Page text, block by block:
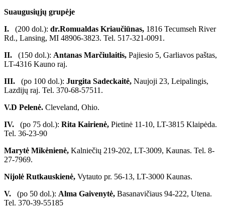
Suaugusiųjų grupėje
I. (200 dol.): dr.Romualdas Kriaučiūnas, 1816 Tecumseh River
Rd., Lansing, MI 48906-3823. Tel. 517-321-0091.
II. (150 dol.): Antanas Marčiulaitis, Pajiesio 5, Garliavos paštas,
LT-4316 Kauno raj.
III. (po 100 dol.): Jurgita Sadeckaitė, Naujoji 23, Leipalingis,
Lazdijų raj. Tel. 370-68-57511.
V.D Pelenė. Cleveland, Ohio.
IV. (po 75 dol.): Rita Kairienė, Pietinė 11-10, LT-3815 Klaipėda.
Tel. 36-23-90
Marytė Mikėnienė, Kalniečių 219-202, LT-3009, Kaunas. Tel. 8-
27-7969.
Nijolė Rutkauskienė, Vytauto pr. 56-13, LT-3000 Kaunas.
V. (po 50 dol.): Alma Gaivenytė, Basanavičiaus 94-222, Utena.
Tel. 370-39-55185